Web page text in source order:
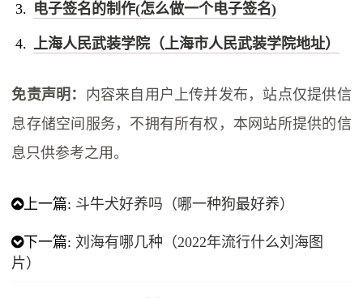
电子签名的制作(怎么做一个电子签名)
上海人民武装学院（上海市人民武装学院地址）
免责声明： 内容来自用户上传并发布，站点仅提供信
息存储空间服务，不拥有所有权，本网站所提供的信
息只供参考之用。
上一篇: 斗牛犬好养吗（哪一种狗最好养）
下一篇:刘海有哪几种（2022年流行什么刘海图
片）